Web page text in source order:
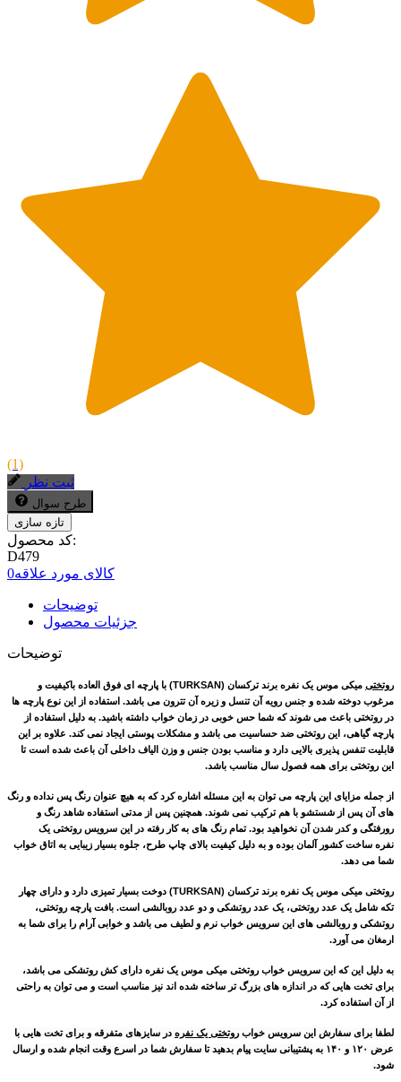
(1)
ثبت نظر
طرح سوال
کد محصول:
D479
کالای مورد علاقه0
توضیحات
جزئیات محصول
توضیحات
روتختی میکی موس یک نفره برند ترکسان (
TURKSAN) با پارچه ای فوق العاده باکیفیت و
مرغوب دوخته شده و جنس رویه آن تنسل و زیره آن تترون می باشد. استفاده از این نوع پارچه ها
در روتختی باعث می شوند که شما حس خوبی در زمان خواب داشته باشید. به دلیل استفاده از
پارچه گیاهی، این روتختی ضد حساسیت می باشد و مشکلات پوستی ایجاد نمی کند. علاوه بر این
قابلیت تنفس پذیری بالایی دارد و مناسب بودن جنس و وزن الیاف داخلی آن باعث شده است تا
این روتختی برای همه فصول سال مناسب باشد.
از جمله مزایای این پارچه می توان به این مسئله اشاره کرد که به هیچ عنوان رنگ پس نداده و رنگ
های آن پس از شستشو با هم ترکیب نمی شوند. همچنین پس از مدتی استفاده شاهد رنگ و
رورفتگی و کدر شدن آن نخواهید بود. تمام رنگ های به کار رفته در این سرویس روتختی یک
نفره ساخت کشور آلمان بوده و به دلیل کیفیت بالای چاپ طرح، جلوه بسیار زیبایی به اتاق خواب
شما می دهد.
روتختی میکی موس یک نفره برند ترکسان (TURKSAN
) دوخت بسیار تمیزی دارد و دارای چهار
تکه شامل یک عدد روتختی، یک عدد روتشکی و دو عدد روبالشی است. بافت پارچه روتختی،
روتشکی و روبالشی های این سرویس خواب نرم و لطیف می باشد و خوابی آرام را برای شما به
ارمغان می آورد.
به دلیل این که این سرویس خوابروتختی میکی موس یک نفره دارای کش روتشکی می باشد،
برای تخت هایی که در اندازه های بزرگ تر ساخته شده اند نیز مناسب است و می توان به راحتی
از آن استفاده کرد.
لطفا برای سفارش این سرویس خوابروتختی یک نفره در سایزهای متفرقه و برای تخت هایی با
عرض ۱۲۰ و ۱۴۰ به پشتیبانی سایت پیام بدهید تا سفارش شما در اسرع وقت انجام شده و ارسال
شود.